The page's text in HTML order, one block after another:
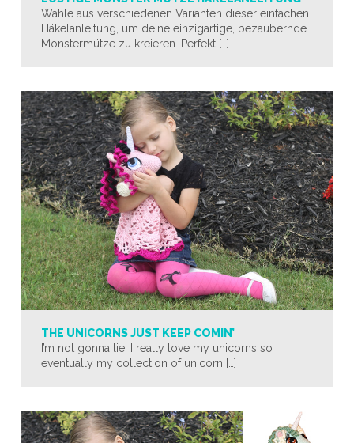
Wähle aus verschiedenen Varianten dieser einfachen
Häkelanleitung, um deine einzigartige, bezaubernde
Monstermütze zu kreieren. Perfekt […]
THE UNICORNS JUST KEEP COMIN’
I’m not gonna lie, I really love my unicorns so
eventually my collection of unicorn […]